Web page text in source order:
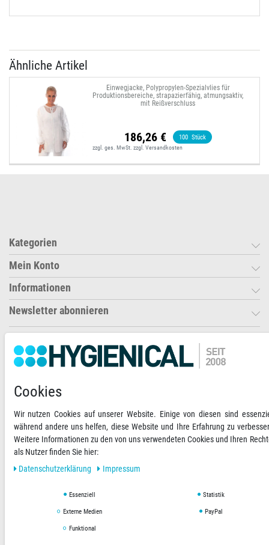
Ähnliche Artikel
Einwegjacke, Polypropylen-Spezialvlies für
Produktionsbereiche, strapazierfähig, atmungsaktiv,
mit Reißverschluss
186,26 € 100 Stück
zzgl. ges. MwSt. zzgl.Versandkosten
Kategorien
Mein Konto
Informationen
Newsletter abonnieren
Ihre Zahlungsmöglichkeiten 2)
RECHNUNG
Versandoptionen Social Media
Copyright © 2019 Hygienical. Alle Rechte vorbehalten.
Cookies
Wir nutzen Cookies auf unserer Website. Einige von diesen sind
während andere uns helfen, diese Website und Ihre Erfahrung zu
Weitere Informationen zu den von uns verwendeten Cookies und Ihren
als Nutzer finden Sie hier:
Daten­schutz­erklärung
Impressum
Essenziell Statistik
Externe Medien PayPal
Funktional